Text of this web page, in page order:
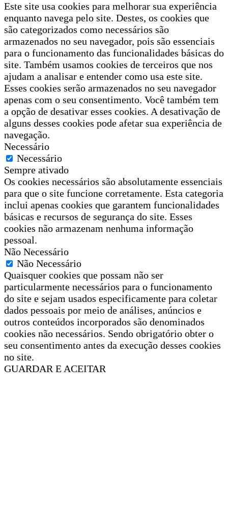
Este site usa cookies para melhorar sua experiência
enquanto navega pelo site. Destes, os cookies que
são categorizados como necessários são
armazenados no seu navegador, pois são essenciais
para o funcionamento das funcionalidades básicas do
site. Também usamos cookies de terceiros que nos
ajudam a analisar e entender como usa este site.
Esses cookies serão armazenados no seu navegador
apenas com o seu consentimento. Você também tem
a opção de desativar esses cookies. A desativação de
alguns desses cookies pode afetar sua experiência de
navegação.
Necessário
Necessário
Sempre ativado
Os cookies necessários são absolutamente essenciais
para que o site funcione corretamente. Esta categoria
inclui apenas cookies que garantem funcionalidades
básicas e recursos de segurança do site. Esses
cookies não armazenam nenhuma informação
pessoal.
Não Necessário
Não Necessário
Quaisquer cookies que possam não ser
particularmente necessários para o funcionamento
do site e sejam usados especificamente para coletar
dados pessoais por meio de análises, anúncios e
outros conteúdos incorporados são denominados
cookies não necessários. Sendo obrigatório obter o
seu consentimento antes da execução desses cookies
no site.
GUARDAR E ACEITAR